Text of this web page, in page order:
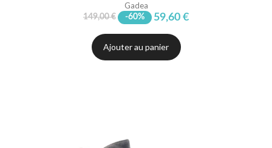
Gadea
149,00 € -60% 59,60 €
Ajouter au panier